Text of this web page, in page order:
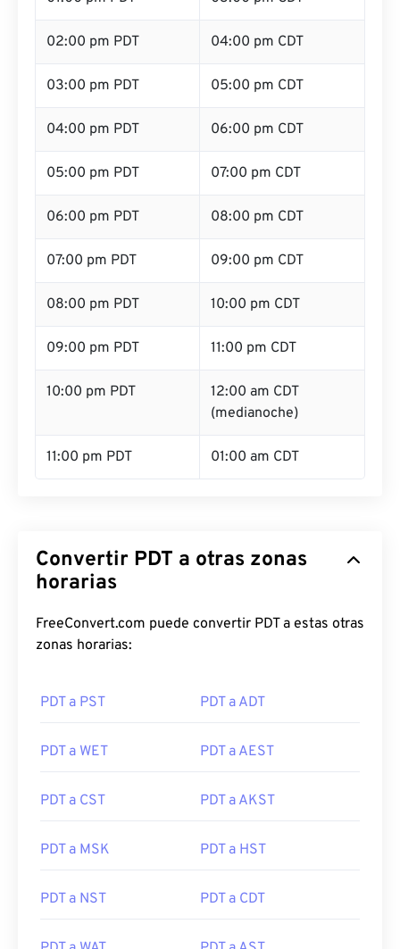
02:00 pm PDT 04:00 pm CDT
03:00 pm PDT 05:00 pm CDT
04:00 pm PDT 06:00 pm CDT
05:00 pm PDT 07:00 pm CDT
06:00 pm PDT 08:00 pm CDT
07:00 pm PDT 09:00 pm CDT
08:00 pm PDT 10:00 pm CDT
09:00 pm PDT 11:00 pm CDT
10:00 pm PDT
12:00 am CDT
(medianoche)
11:00 pm PDT 01:00 am CDT
Convertir PDT a otras zonas
horarias
FreeConvert.com puede convertir PDT a estas otras
zonas horarias:
PDT a PST PDT a ADT
PDT a WET PDT a AEST
PDT a CST PDT a AKST
PDT a MSK PDT a HST
PDT a NST PDT a CDT